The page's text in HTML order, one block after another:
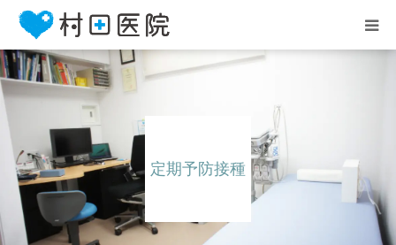
定期予防接種
HOME
お知らせ
医院案内
診療案内